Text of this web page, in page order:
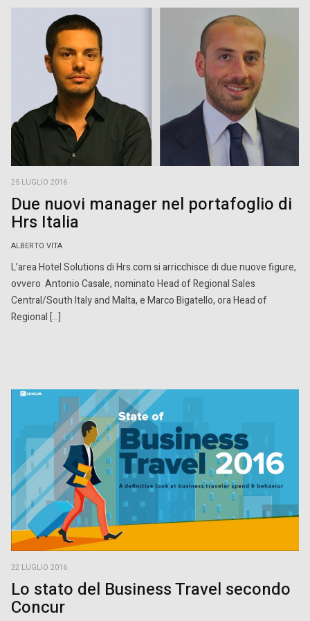
25 LUGLIO 2016
Due nuovi manager nel portafoglio di
Hrs Italia
ALBERTO VITA
L’area Hotel Solutions di Hrs.com si arricchisce di due nuove figure,
ovvero Antonio Casale, nominato Head of Regional Sales
Central/South Italy and Malta, e Marco Bigatello, ora Head of
Regional […]
22 LUGLIO 2016
Lo stato del Business Travel secondo
Concur